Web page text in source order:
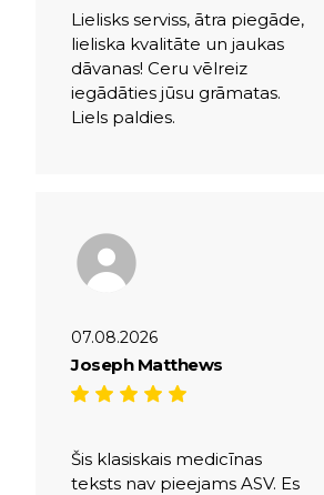
Lielisks serviss, ātra piegāde,
lieliska kvalitāte un jaukas
dāvanas! Ceru vēlreiz
iegādāties jūsu grāmatas.
Liels paldies.
07.08.2026
Joseph Matthews
Šis klasiskais medicīnas
teksts nav pieejams ASV. Es